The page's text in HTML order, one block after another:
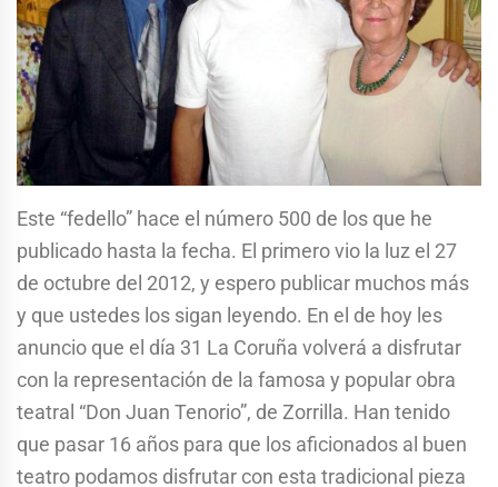
Este “fedello” hace el número 500 de los que he
publicado hasta la fecha. El primero vio la luz el 27
de octubre del 2012, y espero publicar muchos más
y que ustedes los sigan leyendo. En el de hoy les
anuncio que el día 31 La Coruña volverá a disfrutar
con la representación de la famosa y popular obra
teatral “Don Juan Tenorio”, de Zorrilla. Han tenido
que pasar 16 años para que los aficionados al buen
teatro podamos disfrutar con esta tradicional pieza